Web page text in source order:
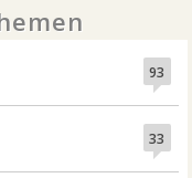
93
33